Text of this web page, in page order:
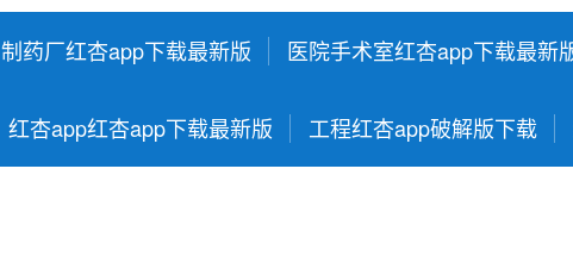
制药厂红杏app下载最新版 医院手术室红杏app下载最新
红杏app红杏app下载最新版 工程红杏app破解版下载